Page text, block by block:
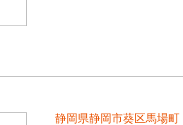
静岡県静岡市葵区馬場町